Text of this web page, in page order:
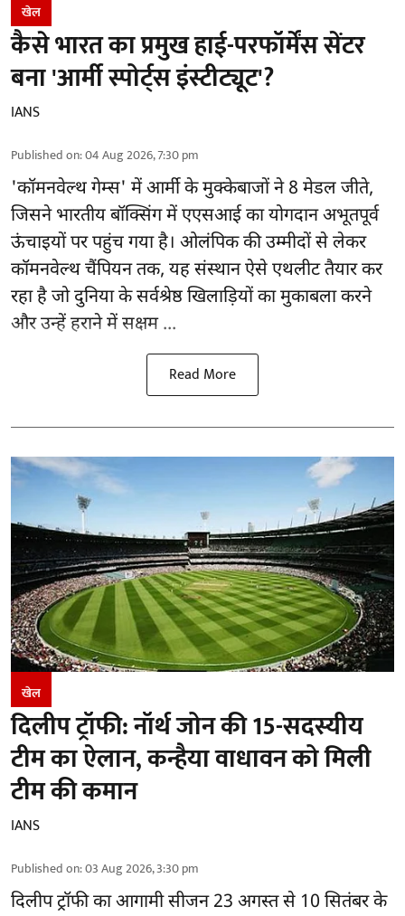
खेल
कैसे भारत का प्रमुख हाई-परफॉर्मेंस सेंटर
बना 'आर्मी स्पोर्ट्स इंस्टीट्यूट'?
IANS
Published on:04 Aug 2026, 7:30 pm
'कॉमनवेल्थ गेम्स' में आर्मी के मुक्केबाजों ने 8 मेडल जीते,
जिसने भारतीय बॉक्सिंग में एएसआई का योगदान अभूतपूर्व
ऊंचाइयों पर पहुंच गया है। ओलंपिक की उम्मीदों से लेकर
कॉमनवेल्थ चैंपियन तक, यह संस्थान ऐसे एथलीट तैयार कर
रहा है जो दुनिया के सर्वश्रेष्ठ खिलाड़ियों का मुकाबला करने
और उन्हें हराने में सक्षम ...
Read More
खेल
दिलीप ट्रॉफी: नॉर्थ जोन की 15-सदस्यीय
टीम का ऐलान, कन्हैया वाधावन को मिली
टीम की कमान
IANS
Published on:03 Aug 2026, 3:30 pm
दिलीप ट्रॉफी का आगामी सीजन 23 अगस्त से 10 सितंबर के